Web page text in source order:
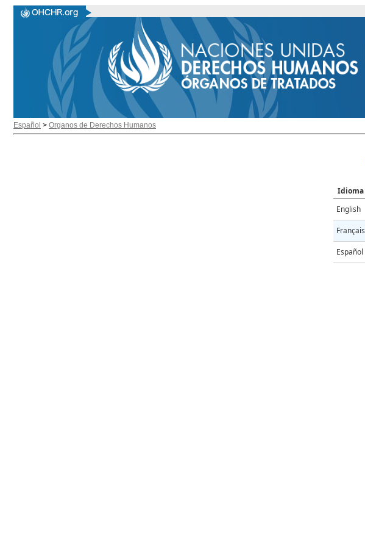
Español > Organos de Derechos Humanos
Idioma
English
Français
Español